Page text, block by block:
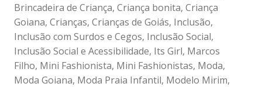
Brincadeira de Criança, Criança bonita, Criança
Goiana, Crianças, Crianças de Goiás, Inclusão,
Inclusão com Surdos e Cegos, Inclusão Social,
Inclusão Social e Acessibilidade, Its Girl, Marcos
Filho, Mini Fashionista, Mini Fashionistas, Moda,
Moda Goiana, Moda Praia Infantil, Modelo Mirim,